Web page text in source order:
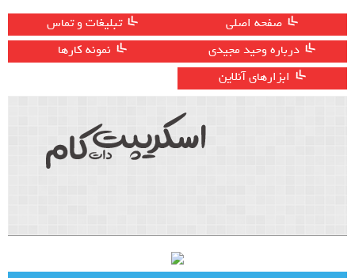
صفحه اصلی
تبلیغات و تماس
درباره وحید مجیدی
نمونه کارها
ابزارهای آنلاین